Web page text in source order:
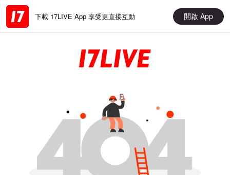
下載 17LIVE App 享受更直接互動 開啟 App